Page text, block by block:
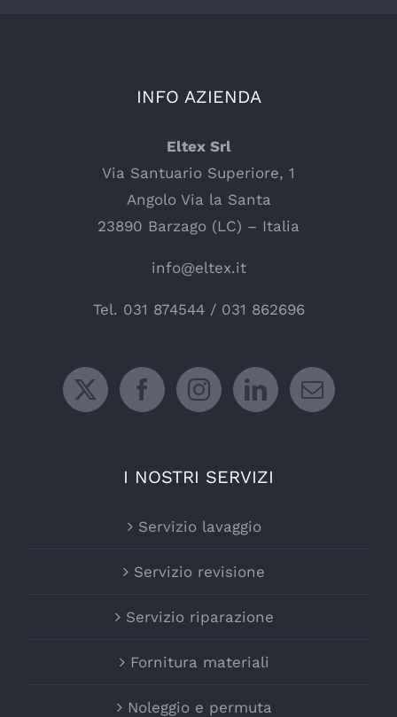
INFO AZIENDA
Eltex Srl
Via Santuario Superiore, 1
Angolo Via la Santa
23890 Barzago (LC) – Italia
info@eltex.it
Tel. 031 874544/ 031 862696
I NOSTRI SERVIZI
Servizio lavaggio
Servizio revisione
Servizio riparazione
Fornitura materiali
Noleggio e permuta